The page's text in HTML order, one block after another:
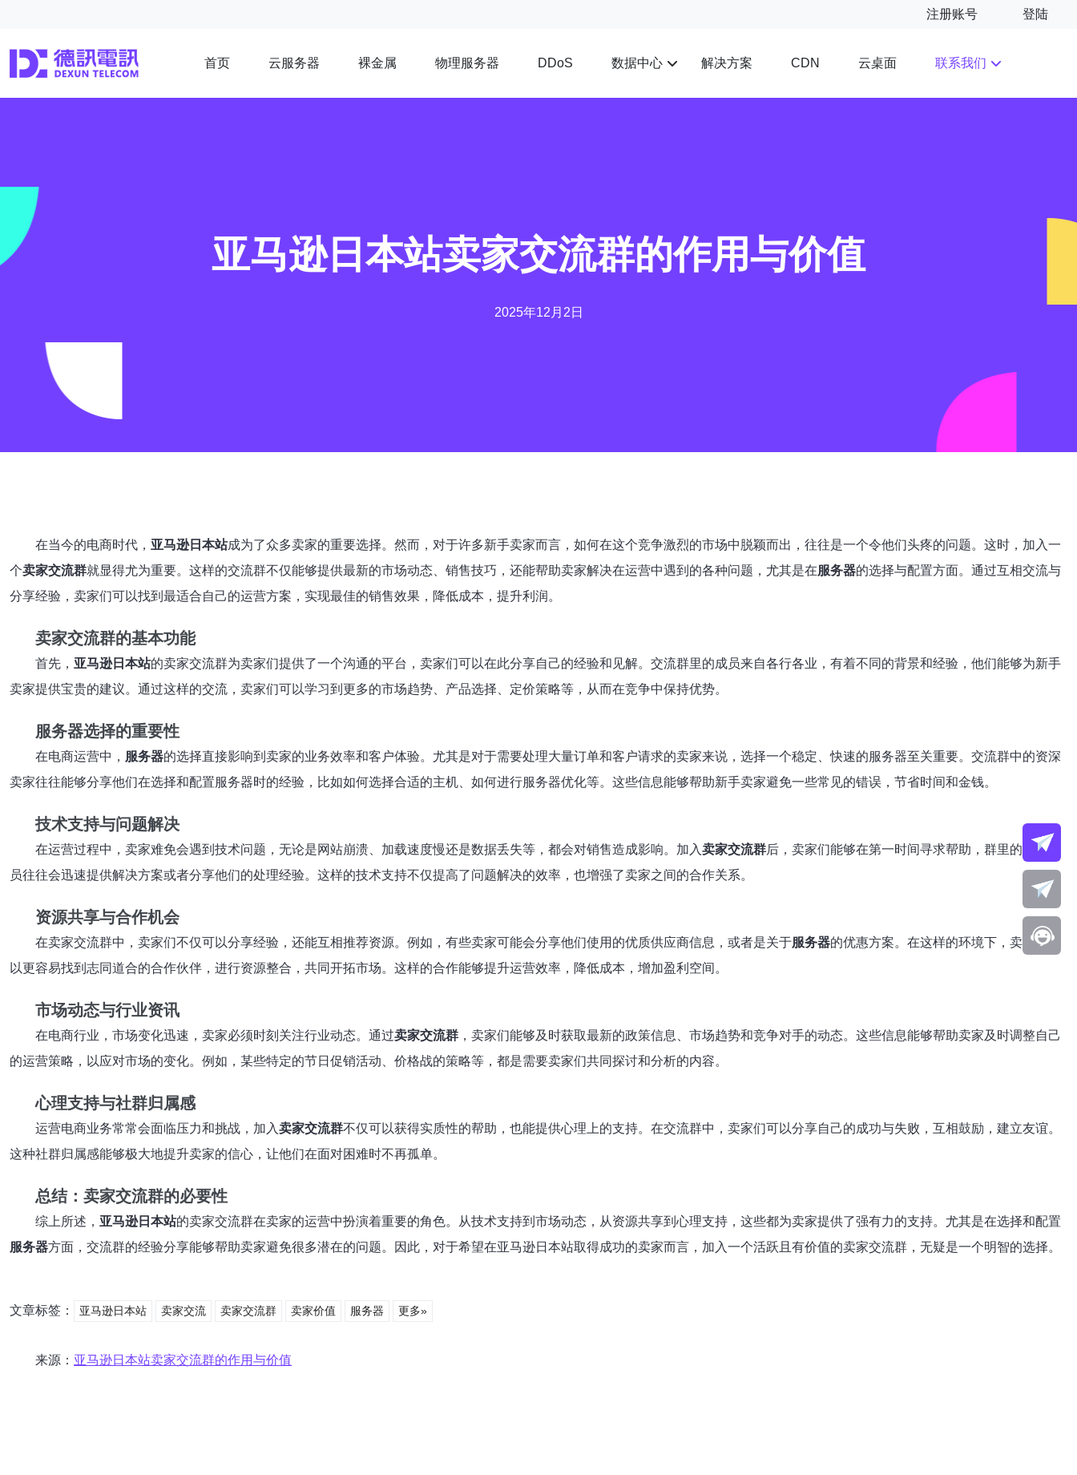
注册账号 登陆
首页 云服务器 裸金属 物理服务器 DDoS 数据中心 解决方案 CDN 云桌面 联系我们
亚马逊日本站卖家交流群的作用与价值
2025年12月2日
在当今的电商时代， 亚马逊日本站成为了众多卖家的重要选择。然而，对于许多新手卖家而言，如何在这个竞争激烈的市场中脱颖而出，往往是一个令他们头疼的问题。这时，加入一
个卖家交流群就显得尤为重要。这样的交流群不仅能够提供最新的市场动态、销售技巧，还能帮助卖家解决在运营中遇到的各种问题，尤其是在服务器的选择与配置方面。通过互相交流与
分享经验，卖家们可以找到最适合自己的运营方案，实现最佳的销售效果，降低成本，提升利润。
卖家交流群的基本功能
首先， 亚马逊日本站的卖家交流群为卖家们提供了一个沟通的平台，卖家们可以在此分享自己的经验和见解。交流群里的成员来自各行各业，有着不同的背景和经验，他们能够为新手
卖家提供宝贵的建议。通过这样的交流，卖家们可以学习到更多的市场趋势、产品选择、定价策略等，从而在竞争中保持优势。
服务器选择的重要性
在电商运营中， 服务器的选择直接影响到卖家的业务效率和客户体验。尤其是对于需要处理大量订单和客户请求的卖家来说，选择一个稳定、快速的服务器至关重要。交流群中的资深
卖家往往能够分享他们在选择和配置服务器时的经验，比如如何选择合适的主机、如何进行服务器优化等。这些信息能够帮助新手卖家避免一些常见的错误，节省时间和金钱。
技术支持与问题解决
在运营过程中，卖家难免会遇到技术问题，无论是网站崩溃、加载速度慢还是数据丢失等，都会对销售造成影响。加入卖家交流群后，卖家们能够在第一时间寻求帮助，群里的其他成
员往往会迅速提供解决方案或者分享他们的处理经验。这样的技术支持不仅提高了问题解决的效率，也增强了卖家之间的合作关系。
资源共享与合作机会
在卖家交流群中，卖家们不仅可以分享经验，还能互相推荐资源。例如，有些卖家可能会分享他们使用的优质供应商信息，或者是关于服务器的优惠方案。在这样的环境下，卖家们可
以更容易找到志同道合的合作伙伴，进行资源整合，共同开拓市场。这样的合作能够提升运营效率，降低成本，增加盈利空间。
市场动态与行业资讯
在电商行业，市场变化迅速，卖家必须时刻关注行业动态。通过卖家交流群 ，卖家们能够及时获取最新的政策信息、市场趋势和竞争对手的动态。这些信息能够帮助卖家及时调整自己
的运营策略，以应对市场的变化。例如，某些特定的节日促销活动、价格战的策略等，都是需要卖家们共同探讨和分析的内容。
心理支持与社群归属感
运营电商业务常常会面临压力和挑战，加入卖家交流群不仅可以获得实质性的帮助，也能提供心理上的支持。在交流群中，卖家们可以分享自己的成功与失败，互相鼓励，建立友谊。
这种社群归属感能够极大地提升卖家的信心，让他们在面对困难时不再孤单。
总结：卖家交流群的必要性
综上所述， 亚马逊日本站的卖家交流群在卖家的运营中扮演着重要的角色。从技术支持到市场动态，从资源共享到心理支持，这些都为卖家提供了强有力的支持。尤其是在选择和配置
服务器方面，交流群的经验分享能够帮助卖家避免很多潜在的问题。因此，对于希望在亚马逊日本站取得成功的卖家而言，加入一个活跃且有价值的卖家交流群，无疑是一个明智的选择。
文章标签： 亚马逊日本站 卖家交流 卖家交流群 卖家价值 服务器 更多»
来源： 亚马逊日本站卖家交流群的作用与价值